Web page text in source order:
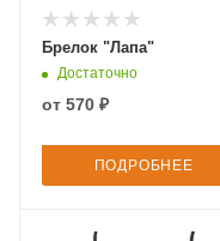
Брелок "Лапа"
Достаточно
от 570 ₽
ПОДРОБНЕЕ